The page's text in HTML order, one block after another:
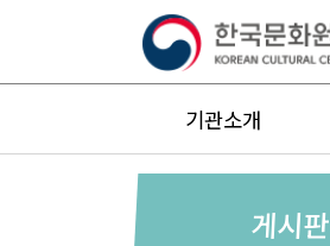
기관소개
게시판